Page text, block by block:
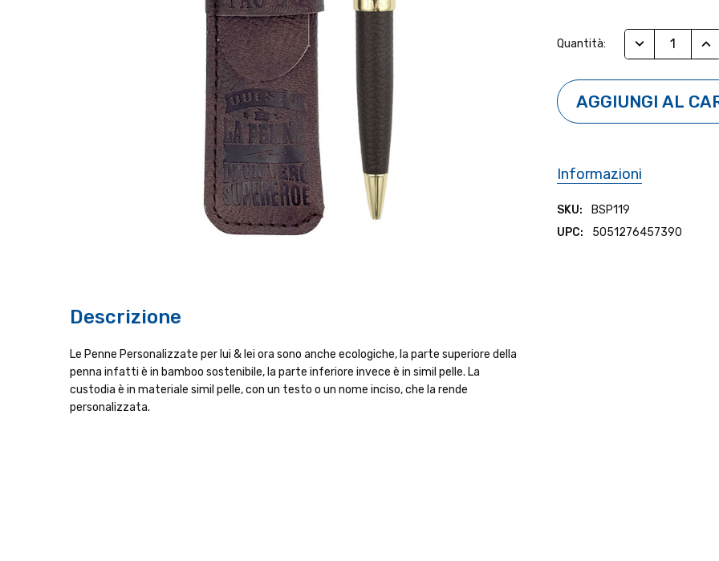
Attuale:
Quantità: RIDUCI
Informazioni
SKU:
BSP119
UPC:
5051276457390
Descrizione
Le Penne Personalizzate per lui & lei ora sono anche ecologiche, la parte superiore della
penna infatti è in bamboo sostenibile, la parte inferiore invece è in simil pelle. La
custodia è in materiale simil pelle, con un testo o un nome inciso, che la rende
personalizzata.